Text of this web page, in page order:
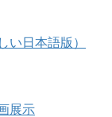
い日本語版）
展示